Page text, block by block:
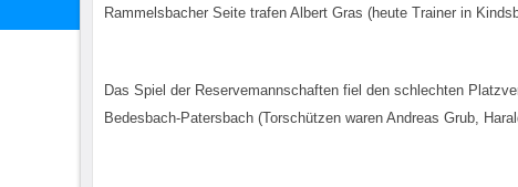
Rammelsbacher Seite trafen Albert Gras (heute Trainer in
Das Spiel der Reservemannschaften fiel den schlechten
Bedesbach-Patersbach (Torschützen waren Andreas Grub,